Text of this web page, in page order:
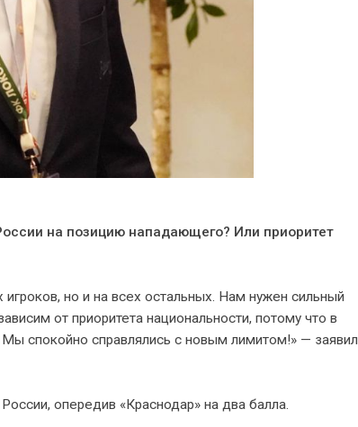
на позицию нападающего? Или приоритет
но и на всех остальных. Нам нужен сильный
от приоритета национальности, потому что в
спокойно справлялись с новым лимитом!» — заявил
опередив «Краснодар» на два балла.